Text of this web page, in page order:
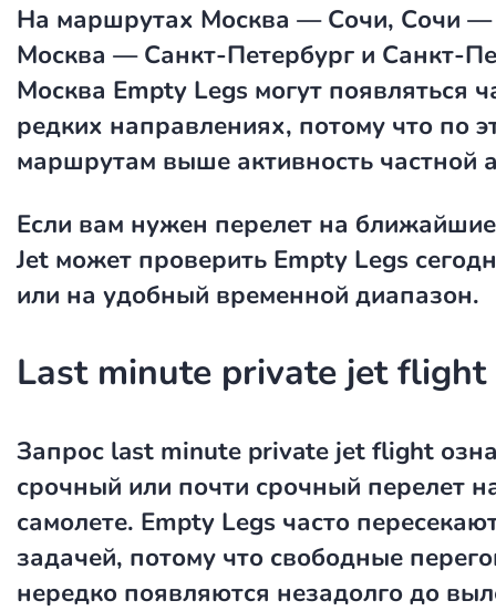
На маршрутах Москва — Сочи, Сочи —
Москва — Санкт-Петербург и Санкт-
Москва Empty Legs могут появляться
редких направлениях, потому что по
маршрутам выше активность частной
Если вам нужен перелет на
Jet может проверить Empty Legs
или на удобный временной диапазон.
Last minute private jet flight
Запрос last minute private jet flight
срочный или почти срочный перелет
самолете. Empty Legs часто
задачей, потому что свободные
нередко появляются незадолго до